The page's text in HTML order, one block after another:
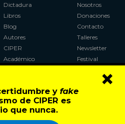
y fake
de CIPER es
que nunca.
×
Dictadura
Libros
Blog
Autores
CIPER
Académico
Al Plebiscito
con CIPER
Nosotros
Donaciones
Contacto
Talleres
Newsletter
Festival